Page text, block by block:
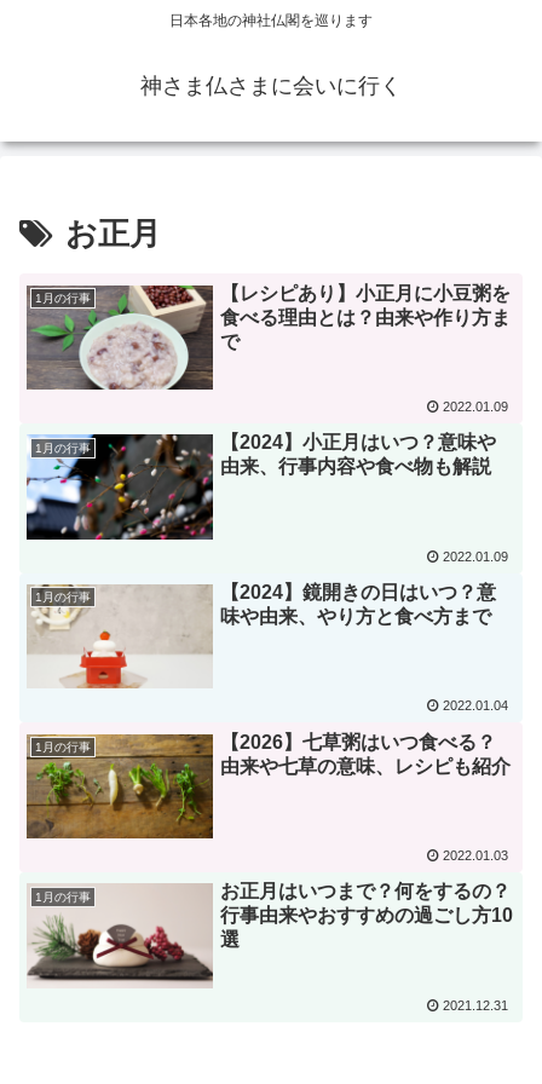
日本各地の神社仏閣を巡ります
神さま仏さまに会いに行く
お正月
1月の行事
【レシピあり】小正月に小豆粥を
食べる理由とは？由来や作り方ま
で
2022.01.09
1月の行事
【2024】小正月はいつ？意味や
由来、行事内容や食べ物も解説
2022.01.09
1月の行事
【2024】鏡開きの日はいつ？意
味や由来、やり方と食べ方まで
2022.01.04
1月の行事
【2026】七草粥はいつ食べる？
由来や七草の意味、レシピも紹介
2022.01.03
1月の行事
お正月はいつまで？何をするの？
行事由来やおすすめの過ごし方10
選
2021.12.31